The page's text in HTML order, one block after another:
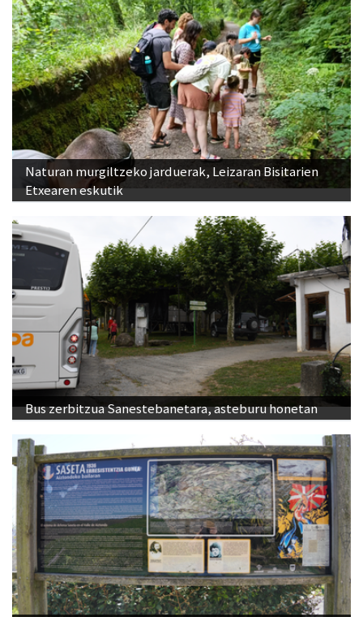
Naturan murgiltzeko jarduerak, Leizaran Bisitarien
Etxearen eskutik
Bus zerbitzua Sanestebanetara, asteburu honetan